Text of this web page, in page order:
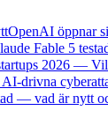
OpenAI öppnar
Fable 5
2026 —
drivna
— vad är nytt